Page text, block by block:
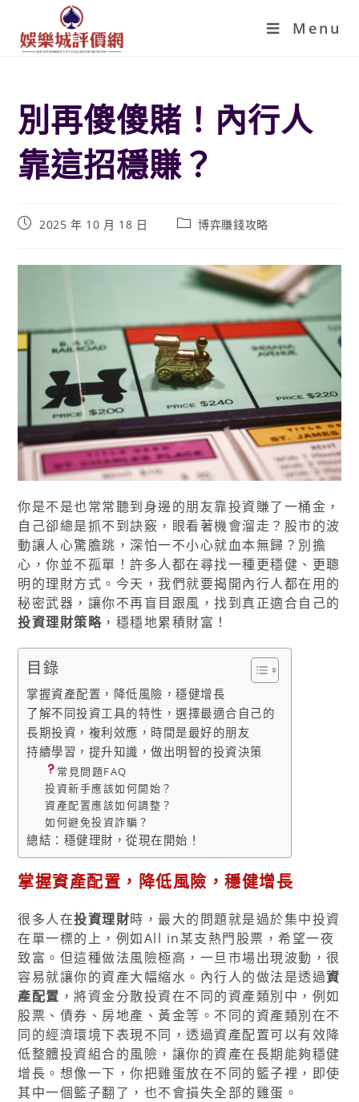
Menu
別再傻傻賭！內行人
靠這招穩賺？
2025 年 10 月 18 日 博弈賺錢攻略
你是不是也常常聽到身邊的朋友靠投資賺了一桶金，
自己卻總是抓不到訣竅，眼看著機會溜走？股市的波
動讓人心驚膽跳，深怕一不小心就血本無歸？別擔
心，你並不孤單！許多人都在尋找一種更穩健、更聰
明的理財方式。今天，我們就要揭開內行人都在用的
秘密武器，讓你不再盲目跟風，找到真正適合自己的
投資理財策略 ，穩穩地累積財富！
目錄
掌握資產配置，降低風險，穩健增長
了解不同投資工具的特性，選擇最適合自己的
長期投資，複利效應，時間是最好的朋友
持續學習，提升知識，做出明智的投資決策
常見問題FAQ
投資新手應該如何開始？
資產配置應該如何調整？
如何避免投資詐騙？
總結：穩健理財，從現在開始！
掌握資產配置，降低風險，穩健增長
很多人在投資理財時，最大的問題就是過於集中投資
在單一標的上，例如All in某支熱門股票，希望一夜
致富。但這種做法風險極高，一旦市場出現波動，很
容易就讓你的資產大幅縮水。內行人的做法是透過資
產配置 ，將資金分散投資在不同的資產類別中，例如
股票、債券、房地產、黃金等。不同的資產類別在不
同的經濟環境下表現不同，透過資產配置可以有效降
低整體投資組合的風險，讓你的資產在長期能夠穩健
增長。想像一下，你把雞蛋放在不同的籃子裡，即使
其中一個籃子翻了，也不會損失全部的雞蛋。